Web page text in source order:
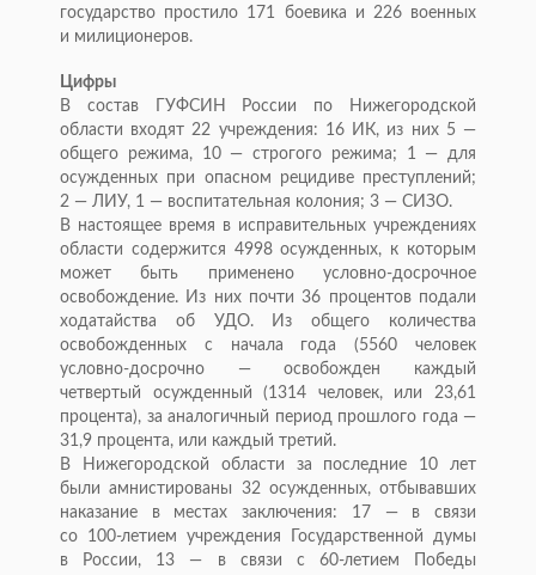
государство простило 171 боевика и 226 военных
и милиционеров.
Цифры
В
состав ГУФСИН России по
Нижегородской
области входят 22 учреждения: 16 ИК, из них 5 —
общего режима, 10
— строгого режима; 1 — для
осужденных при опасном рецидиве преступлений;
2 — ЛИУ, 1 — воспитательная колония; 3 — СИЗО.
В настоящее время в исправительных учреждениях
области содержится 4998 осужденных, к которым
может быть применено условно-досрочное
освобождение. Из них почти 36 процентов подали
ходатайства об
УДО. Из
общего количества
освобожденных с
начала года (5560 человек
условно-досрочно
—освобожден каждый
четвертый осужденный (1314 человек, или 23,61
процента), за аналогичный период прошлого года —
31,9 процента, или каждый третий.
В
Нижегородской области за
последние 10 лет
были амнистированы 32 осужденных, отбывавших
наказание в
местах заключения: 17 —в
связи
со
100-летием учреждения Государственной думы
в
России, 13 — в связи с 60-летием Победы